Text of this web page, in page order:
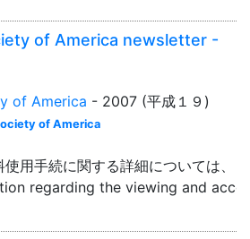
of America newsletter -
of America - 2007 (平成１９)
of America
用手続に関する詳細については、「
regarding the viewing and